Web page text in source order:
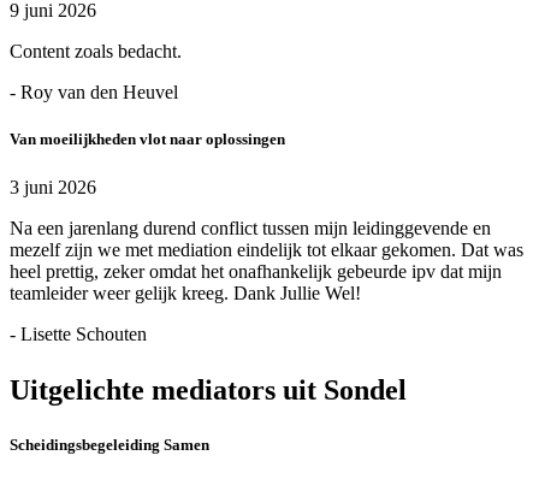
9 juni 2026
Content zoals bedacht.
- Roy van den Heuvel
Van moeilijkheden vlot naar oplossingen
3 juni 2026
Na een jarenlang durend conflict tussen mijn leidinggevende en
mezelf zijn we met mediation eindelijk tot elkaar gekomen. Dat was
heel prettig, zeker omdat het onafhankelijk gebeurde ipv dat mijn
teamleider weer gelijk kreeg. Dank Jullie Wel!
- Lisette Schouten
Uitgelichte mediators uit Sondel
Scheidingsbegeleiding Samen